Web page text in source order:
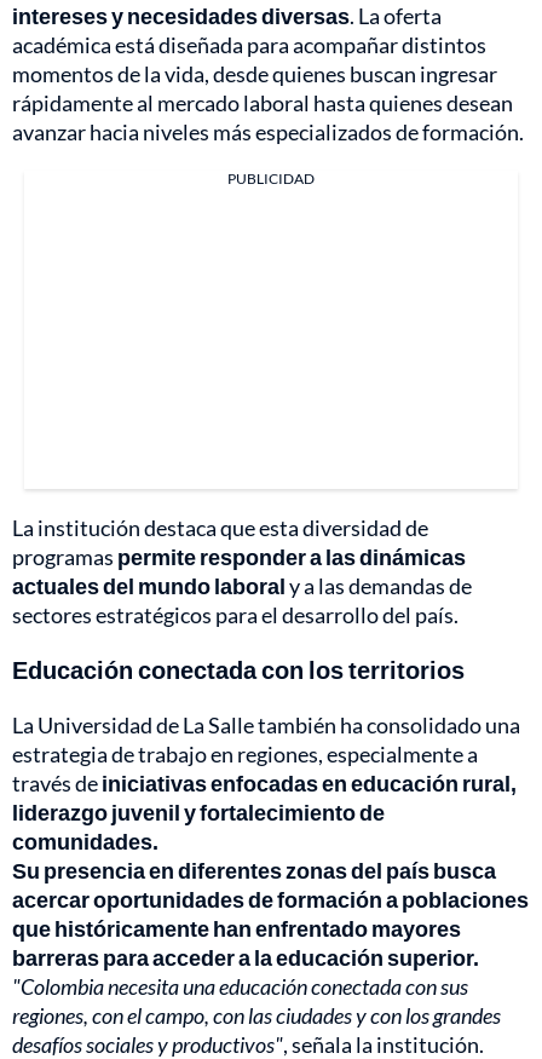
intereses y necesidades diversas. La oferta
académica está diseñada para acompañar distintos
momentos de la vida, desde quienes buscan ingresar
rápidamente al mercado laboral hasta quienes desean
avanzar hacia niveles más especializados de formación.
PUBLICIDAD
La institución destaca que esta diversidad de
programas permite responder a las dinámicas
actuales del mundo laboraly a las demandas de
sectores estratégicos para el desarrollo del país.
Educación conectada con los territorios
La Universidad de La Salle también ha consolidado una
estrategia de trabajo en regiones, especialmente a
través deiniciativas enfocadas en educación rural,
liderazgo juvenil y fortalecimiento de
comunidades.
Su presencia en diferentes zonas del país busca
acercar oportunidades de formación a poblaciones
que históricamente han enfrentado mayores
barreras para acceder a la educación superior.
"Colombia necesita una educación conectada con sus
regiones, con el campo, con las ciudades y con los grandes
desafíos sociales y productivos", señala la institución.